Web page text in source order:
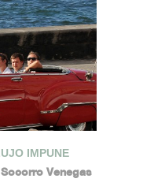
IMPUNE
Venegas